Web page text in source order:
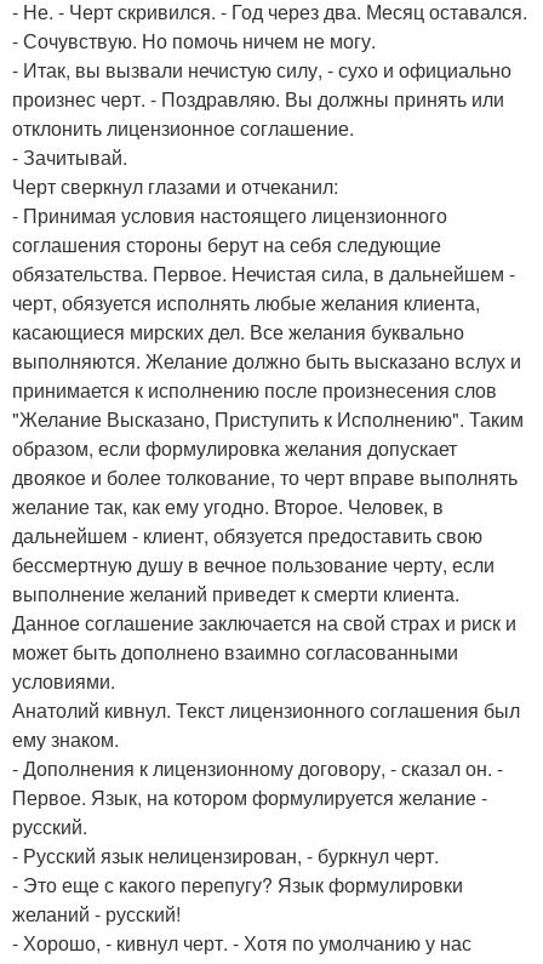
- Не. - Черт скривился. - Год через два. Месяц оставался.
- Сочувствую. Но помочь ничем не могу.
- Итак, вы вызвали нечистую силу, - сухо и официально
произнес черт. - Поздравляю. Вы должны принять или
отклонить лицензионное соглашение.
- Зачитывай.
Черт сверкнул глазами и отчеканил:
- Принимая условия настоящего лицензионного
соглашения стороны берут на себя следующие
обязательства. Первое. Нечистая сила, в дальнейшем -
черт, обязуется исполнять любые желания клиента,
касающиеся мирских дел. Все желания буквально
выполняются. Желание должно быть высказано вслух и
принимается к исполнению после произнесения слов
"Желание Высказано, Приступить к Исполнению". Таким
образом, если формулировка желания допускает
двоякое и более толкование, то черт вправе выполнять
желание так, как ему угодно. Второе. Человек, в
дальнейшем - клиент, обязуется предоставить свою
бессмертную душу в вечное пользование черту, если
выполнение желаний приведет к смерти клиента.
Данное соглашение заключается на свой страх и риск и
может быть дополнено взаимно согласованными
условиями.
Анатолий кивнул. Текст лицензионного соглашения был
ему знаком.
- Дополнения к лицензионному договору, - сказал он. -
Первое. Язык, на котором формулируется желание -
русский.
- Русский язык нелицензирован, - буркнул черт.
- Это еще с какого перепугу? Язык формулировки
желаний - русский!
- Хорошо, - кивнул черт. - Хотя по умолчанию у нас